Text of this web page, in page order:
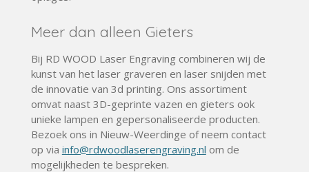
Meer dan alleen Gieters
Bij RD WOOD LaserEngraving combineren wij de
kunst van het lasergraveren en lasersnijden met
de innovatie van 3d printing. Ons assortiment
omvat naast 3D-geprinte vazen en gieters ook
unieke lampen en gepersonaliseerde producten.
Bezoek ons in Nieuw-Weerdinge of neem contact
op via info@rdwoodlaserengraving.nl om de
mogelijkheden te bespreken.